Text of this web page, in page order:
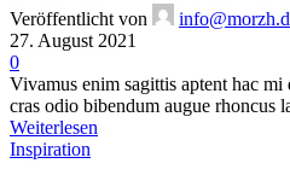
Veröffentlicht von
27. August 2021
0
Vivamus enim sagittis aptent hac mi
cras odio bibendum augue rhoncus
Weiterlesen
Inspiration